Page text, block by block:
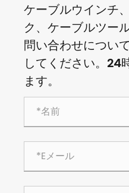
ケーブルウインチ
ク、ケーブルツー
問い合わせについ
してください。24
ます。